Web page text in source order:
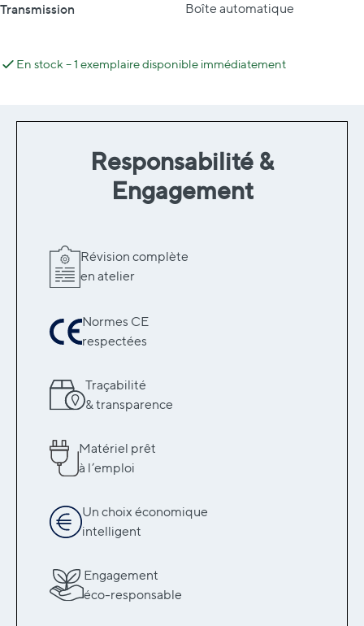
Transmission Boîte automatique
En stock – 1 exemplaire disponible immédiatement
Responsabilité &
Engagement
Révision complète
en atelier
Normes CE
respectées
Traçabilité
& transparence
Matériel prêt
à l’emploi
Un choix économique
intelligent
Engagement
éco-responsable